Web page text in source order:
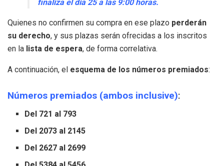
finaliza el día 25 a las 9:00 horas.
Quienes no confirmen su compra en ese plazo perderán
su derecho, y sus plazas serán ofrecidas a los inscritos
en la lista de espera, de forma correlativa.
A continuación, el esquema de los números premiados:
Números premiados (ambos inclusive):
Del 721 al 793
Del 2073 al 2145
Del 2627 al 2699